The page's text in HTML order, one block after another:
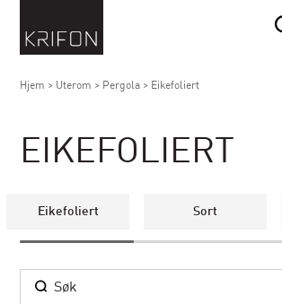
Hjem > Uterom > Pergola > Eikefoliert
EIKEFOLIERT
Eikefoliert Sort